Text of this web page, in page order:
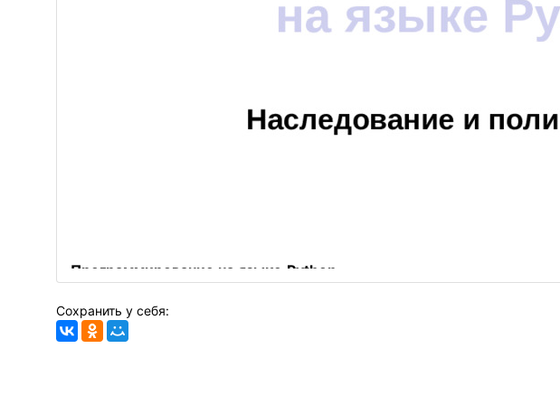
Программирование на языке Python
Сохранить у себя: